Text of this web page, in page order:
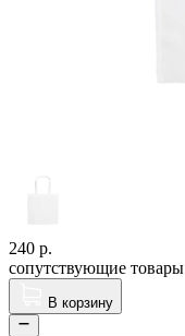
240 р.
сопутствующие товары
В корзину